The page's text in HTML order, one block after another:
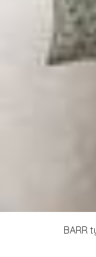
BARR